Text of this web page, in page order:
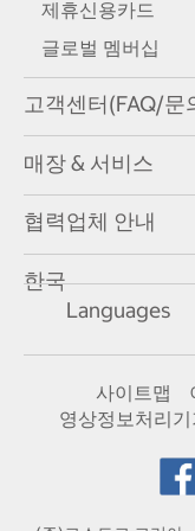
제휴신용카드
글로벌 멤버십
고객센터(FAQ/문
매장 & 서비스
협력업체 안내
한국
Languages
사이트맵
영상정보처리기